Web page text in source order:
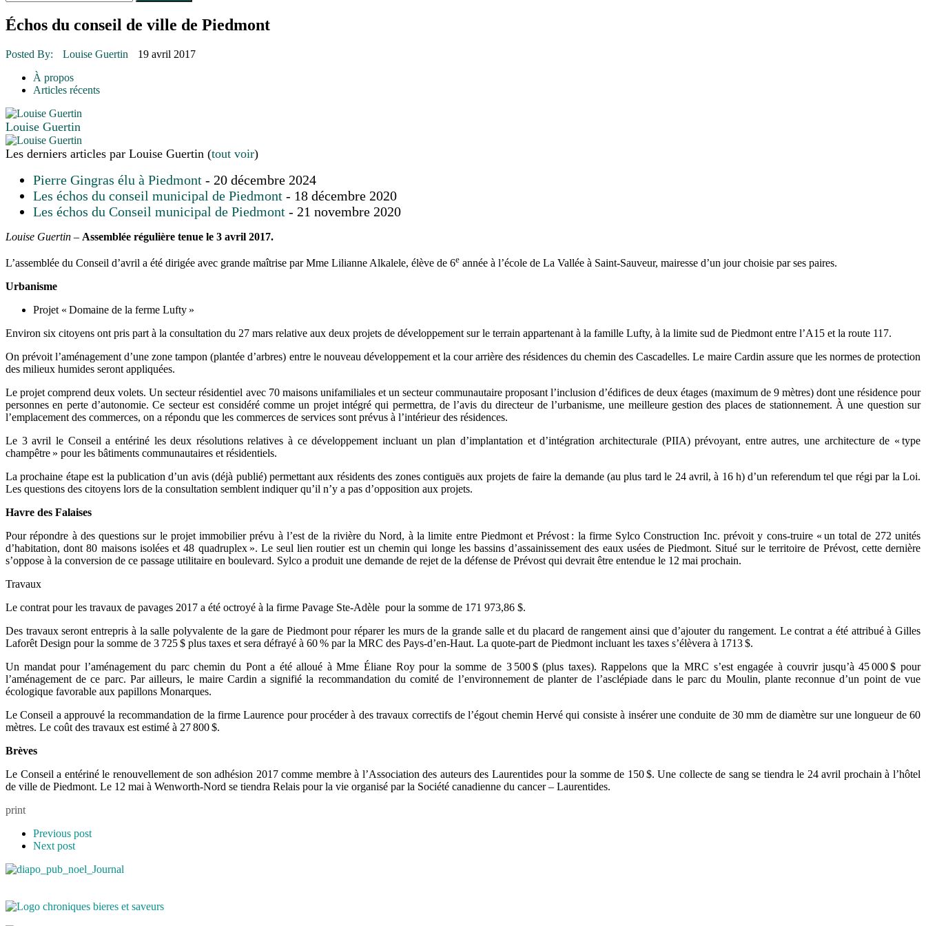
30 juin 2015
Fantaisie et créativité en mode jeunesse
16 juillet 2026 | Une Saint-Jean rassembleuse
16 juillet 2026 | POLITIQUE
16 juillet 2026
16 juillet 2026
Échos du conseil de ville de Piedmont
Posted By: Louise Guertin
19 avril 2017
À propos
Articles récents
Louise Guertin
Les derniers articles par Louise Guertin (tout voir)
Pierre Gingras élu à Piedmont - 20 décembre 2024
Les échos du conseil municipal de Piedmont - 18 décembre 2020
Les échos du Conseil municipal de Piedmont - 21 novembre 2020
Louise Guertin – Assemblée régulière tenue le 3 avril 2017.
L’assemblée du Conseil d’avril a été dirigée avec grande maîtrise par Mme Lilianne Alkalele, élève de 6e année à l’école de La Vallée à Saint-Sauveur, mairesse d’un jour choisie par ses paires.
Urbanisme
Projet « Domaine de la ferme Lufty »
Environ six citoyens ont pris part à la consultation du 27 mars relative aux deux projets de développement sur le terrain appartenant à la famille Lufty, à la limite sud de Piedmont entre l’A15 et la route 117.
On prévoit l’aménagement d’une zone tampon (plantée d’arbres) entre le nouveau développement et la cour arrière des résidences du chemin des Cascadelles. Le maire Cardin assure que les normes de protection
des milieux humides seront appliquées.
Le projet comprend deux volets. Un secteur résidentiel avec 70 maisons unifamiliales et un secteur communautaire proposant l’inclusion d’édifices de deux étages (maximum de 9 mètres) dont une résidence pour
personnes en perte d’autonomie. Ce secteur est considéré comme un projet intégré qui permettra, de l’avis du directeur de l’urbanisme, une meilleure gestion des places de stationnement. À une question sur
l’emplacement des commerces, on a répondu que les commerces de services sont prévus à l’intérieur des résidences.
Le 3 avril le Conseil a entériné les deux résolutions relatives à ce développement incluant un plan d’implantation et d’intégration architecturale (PIIA) prévoyant, entre autres, une architecture de « type
champêtre » pour les bâtiments communautaires et résidentiels.
La prochaine étape est la publication d’un avis (déjà publié) permettant aux résidents des zones contiguës aux projets de faire la demande (au plus tard le 24 avril, à 16 h) d’un referendum tel que régi par la Loi.
Les questions des citoyens lors de la consultation semblent indiquer qu’il n’y a pas d’opposition aux projets.
Havre des Falaises
Pour répondre à des questions sur le projet immobilier prévu à l’est de la rivière du Nord, à la limite entre Piedmont et Prévost : la firme Sylco Construction Inc. prévoit y cons-truire « un total de 272 unités
d’habitation, dont 80 maisons isolées et 48 quadruplex ». Le seul lien routier est un chemin qui longe les bassins d’assainissement des eaux usées de Piedmont. Situé sur le territoire de Prévost, cette dernière
s’oppose à la conversion de ce passage utilitaire en boulevard. Sylco a produit une demande de rejet de la défense de Prévost qui devrait être entendue le 12 mai prochain.
Travaux
Le contrat pour les travaux de pavages 2017 a été octroyé à la firme Pavage Ste-Adèle pour la somme de 171 973,86 $.
Des travaux seront entrepris à la salle polyvalente de la gare de Piedmont pour réparer les murs de la grande salle et du placard de rangement ainsi que d’ajouter du rangement. Le contrat a été attribué à Gilles
Laforêt Design pour la somme de 3 725 $ plus taxes et sera défrayé à 60 % par la MRC des Pays-d’en-Haut. La quote-part de Piedmont incluant les taxes s’élèvera à 1713 $.
Un mandat pour l’aménagement du parc chemin du Pont a été alloué à Mme Éliane Roy pour la somme de 3 500 $ (plus taxes). Rappelons que la MRC s’est engagée à couvrir jusqu’à 45 000 $ pour
l’aménagement de ce parc. Par ailleurs, le maire Cardin a signifié la recommandation du comité de l’environnement de planter de l’asclépiade dans le parc du Moulin, plante reconnue d’un point de vue
écologique favorable aux papillons Monarques.
Le Conseil a approuvé la recommandation de la firme Laurence pour procéder à des travaux correctifs de l’égout chemin Hervé qui consiste à insérer une conduite de 30 mm de diamètre sur une longueur de 60
mètres. Le coût des travaux est estimé à 27 800 $.
Brèves
Le Conseil a entériné le renouvellement de son adhésion 2017 comme membre à l’Association des auteurs des Laurentides pour la somme de 150 $. Une collecte de sang se tiendra le 24 avril prochain à l’hôtel
de ville de Piedmont. Le 12 mai à Wenworth-Nord se tiendra Relais pour la vie organisé par la Société canadienne du cancer – Laurentides.
print
Previous post
Next post